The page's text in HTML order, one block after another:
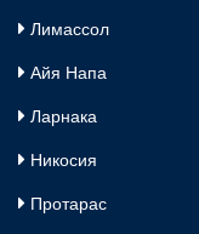
Лимассол
Айя Напа
Ларнака
Никосия
Протарас